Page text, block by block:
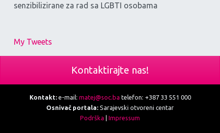
senzibilizirane za rad sa LGBTI osobama
My Tweets
Kontaktirajte nas!
Kontakt:e-mail: matej@soc.ba telefon: +387 33 551 000
Osnivač portala: Sarajevski otvoreni centar
Podrška | Impressum